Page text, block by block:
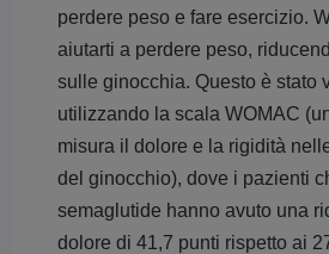
perdere peso e fare esercizio.
aiutarti a perdere peso,
sulle ginocchia. Questo è stato
utilizzando la scala WOMAC
misura il dolore e la rigidità
del ginocchio), dove i pazienti
semaglutide hanno avuto una
dolore di 41,7 punti rispetto ai